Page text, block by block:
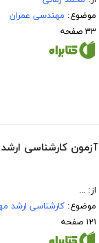
موضوع: مهندسی عمران
۳۳ صفحه
آزمون کارشناسی
از: ...
موضوع:کارشناسی ارشد
۱۲۱ صفحه